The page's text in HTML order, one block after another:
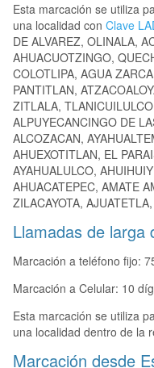
Esta marcación se utiliza
una localidad con Clave
DE ALVAREZ, OLINALA,
AHUACUOTZINGO,
COLOTLIPA, AGUA
PANTITLAN,
ZITLALA,
ALPUYECANCINGO DE
ALCOZACAN,
AHUEXOTITLAN, EL
AYAHUALULCO,
AHUACATEPEC, AMATE
ZILACAYOTA,
Llamadas de larga
Marcación a teléfono fijo:
Marcación a Celular: 10
Esta marcación se utiliza
una localidad dentro de la
Marcación desde